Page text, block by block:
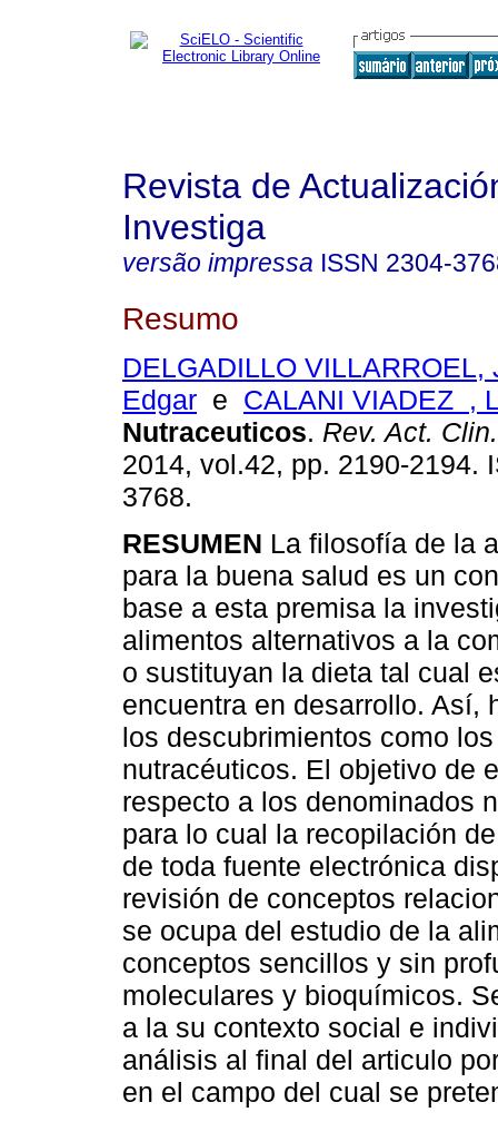
Revista de
Investiga
versão impressa ISSN 2304-
Resumo
DELGADILLO VILLARROEL,
Edgar e CALANI VIADEZ ,
Nutraceuticos. Rev. Act.
2014, vol.42, pp. 2190-2194.
3768.
RESUMEN La filosofía de la
para la buena salud es un
base a esta premisa la
alimentos alternativos a la
o sustituyan la dieta tal cual
encuentra en desarrollo. Así,
los descubrimientos como
nutracéuticos. El objetivo de
respecto a los denominados
para lo cual la recopilación
de toda fuente electrónica
revisión de conceptos
se ocupa del estudio de la
conceptos sencillos y sin
moleculares y bioquímicos.
a la su contexto social e
análisis al final del articulo
en el campo del cual se